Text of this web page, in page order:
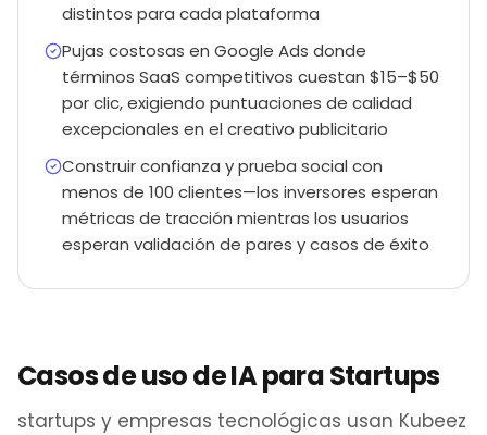
distintos para cada plataforma
Pujas costosas en Google Ads donde
términos SaaS competitivos cuestan $15–$50
por clic, exigiendo puntuaciones de calidad
excepcionales en el creativo publicitario
Construir confianza y prueba social con
menos de 100 clientes—los inversores esperan
métricas de tracción mientras los usuarios
esperan validación de pares y casos de éxito
Casos de uso de IA para Startups
startups y empresas tecnológicas usan Kubeez